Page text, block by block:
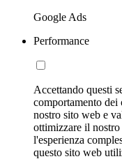
Google Ads
Performance
Accettando questi
comportamento
nostro sito web e
ottimizzare il
l'esperienza
questo sito web